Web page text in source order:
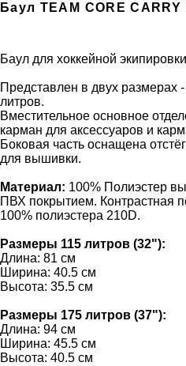
Баул TEAM CORE
Баул для хоккейной
Представлен в двух размерах
литров.
Вместительное основное
карман для аксессуаров и
Боковая часть оснащена
для вышивки.
Материал: 100% Полиэстер
ПВХ покрытием. Контрастная
100% полиэстера 210D.
Размеры 115 литров (32"):
Длина: 81 см
Ширина: 40.5 см
Высота: 35.5 см
Размеры 175 литров (37"):
Длина: 94 см
Ширина: 45.5 см
Высота: 40.5 см